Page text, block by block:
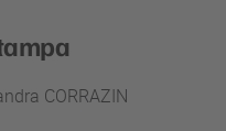
CORRAZIN